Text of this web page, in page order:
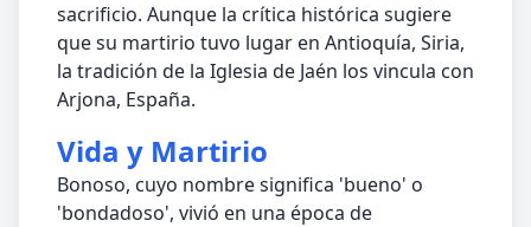
sacrificio. Aunque la crítica histórica sugiere
que su martirio tuvo lugar en Antioquía, Siria,
la tradición de la Iglesia de Jaén los vincula con
Arjona, España.
Vida y Martirio
Bonoso, cuyo nombre significa 'bueno' o
'bondadoso', vivió en una época de